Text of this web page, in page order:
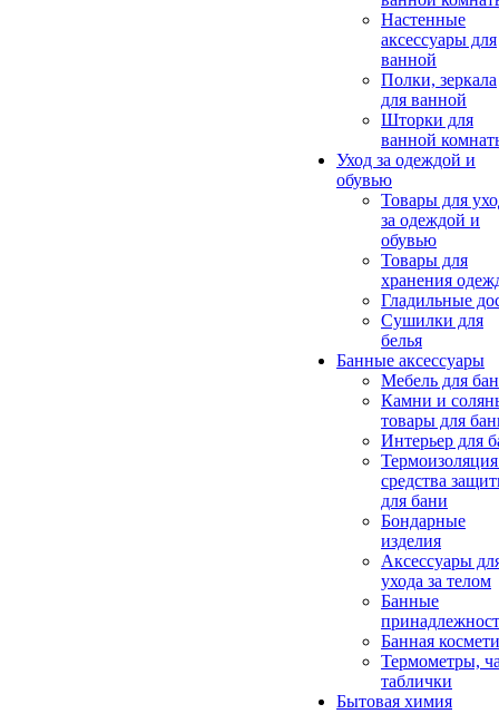
Настенные
аксессуары для
ванной
Полки, зеркала
для ванной
Шторки для
ванной
Уход за одеждой и
обувью
Товары для
за одеждой и
обувью
Товары для
хранения
Гладильные
Сушилки для
белья
Банные аксессуары
Мебель для
Камни и
товары для
Интерьер для
средства
для бани
Бондарные
изделия
Аксеcсуары
ухода за телом
Банные
Банная
Термометры,
таблички
Бытовая химия